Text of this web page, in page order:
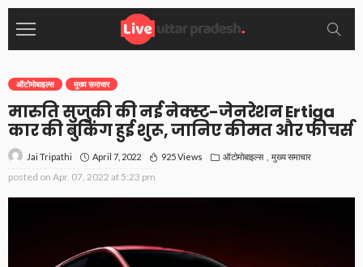
ऑटोमोबाइल्स मुख्य समाचार
मारुति सुजुकी की नई नेक्स्ट-जेनरेशन Ertiga
कार की बुकिंग हुई शुरू, जानिए कीमत और फीचर्स
Jai Tripathi April 7, 2022 925 Views ऑटोमोबाइल्स मुख्य समाचार
posted on Apr. 07, 2022 at 5:23 pm